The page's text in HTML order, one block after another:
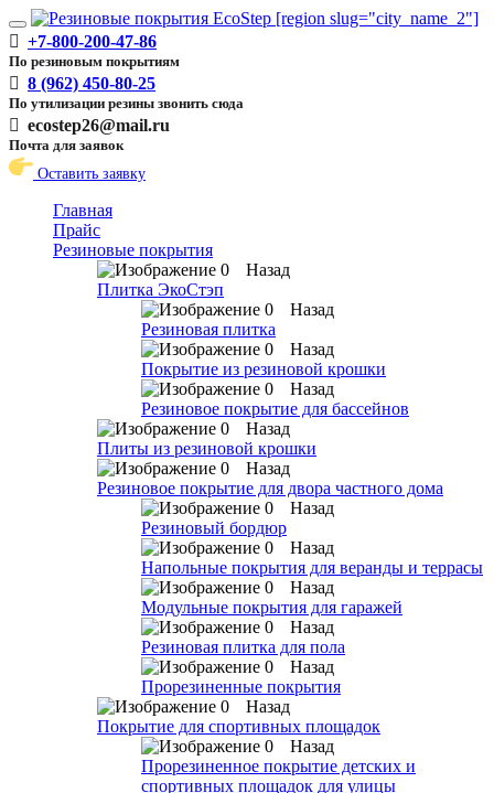
Toggle
navigation
+7-800-200-47-86
По резиновым покрытиям
8 (962) 450-80-25
По утилизации резины звонить сюда
ecostep26@mail.ru
Почта для заявок
Оставить заявку
Главная
Прайс
Резиновые покрытия
Назад
Плитка ЭкоСтэп
Назад
Резиновая плитка
Назад
Покрытие из резиновой крошки
Назад
Резиновое покрытие для бассейнов
Назад
Плиты из резиновой крошки
Назад
Резиновое покрытие для двора частного дома
Назад
Резиновый бордюр
Назад
Напольные покрытия для веранды и террасы
Назад
Модульные покрытия для гаражей
Назад
Резиновая плитка для пола
Назад
Прорезиненные покрытия
Назад
Покрытие для спортивных площадок
Назад
Прорезиненное покрытие детских и
спортивных площадок для улицы